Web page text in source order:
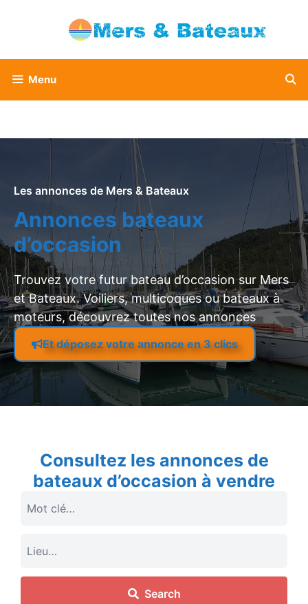
Menu
Les annonces de Mers & Bateaux
Annonces bateaux
d’occasion
Trouvez votre futur bateau d’occasion sur Mers
et Bateaux. Voiliers, multicoques ou bateaux à
moteurs, découvrez toutes nos annonces
Et déposez votre annonce en 3 clics
Consultez les annonces de
bateaux d’occasion à vendre
Search